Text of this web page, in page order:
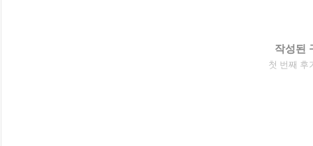
작성된
첫 번째 후